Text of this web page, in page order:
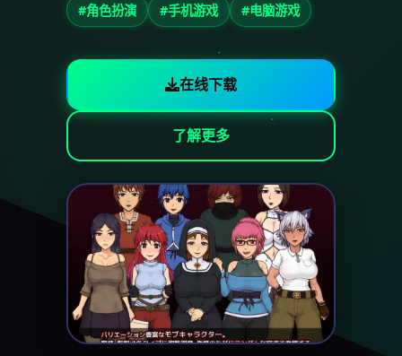
#角色扮演 #手机游戏 #电脑游戏
在线下载
了解更多